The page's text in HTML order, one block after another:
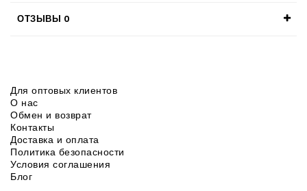
ОТЗЫВЫ 0
Для оптовых клиентов
О нас
Обмен и возврат
Контакты
Доставка и оплата
Политика безопасности
Условия соглашения
Блог